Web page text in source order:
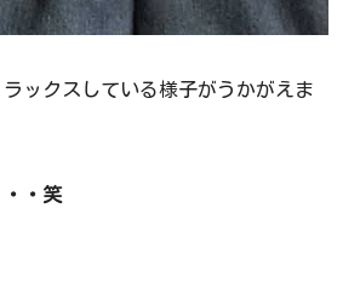
ックスしている様子がうかがえま
・笑